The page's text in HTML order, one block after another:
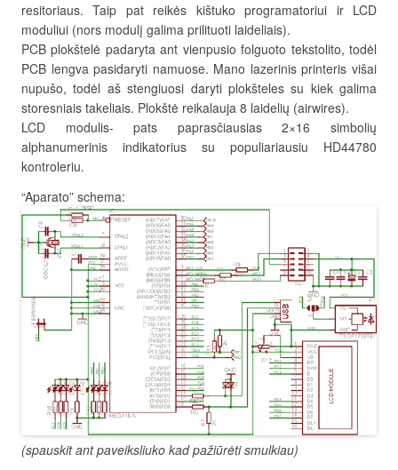
resitoriaus. Taip pat reikės kištuko programatoriui ir LCD
moduliui (nors modulį galima prilituoti laideliais).
PCB plokštelė padaryta ant vienpusio folguoto tekstolito, todėl
PCB lengva pasidaryti namuose. Mano lazerinis printeris višai
nupušo, todėl aš stengiuosi daryti plokšteles su kiek galima
storesniais takeliais. Plokštė reikalauja 8 laidelių (airwires).
LCD modulis- pats paprasčiausias 2×16 simbolių
alphanumerinis indikatorius su populiariausiu HD44780
kontroleriu.
“Aparato” schema:
(spauskit ant paveiksliuko kad pažiūrėti smulkiau)